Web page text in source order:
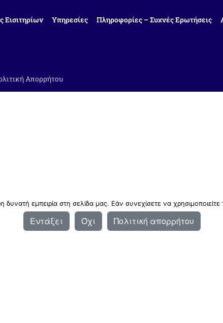
Εισιτηρίων Υπηρεσίες Πληροφορίες – Συχνές Ερωτήσεις
Απορρήτου
εμπειρία στη σελίδα μας. Εάν συνεχίσετε να
Εντάξει Όχι Πολιτική απορρήτου